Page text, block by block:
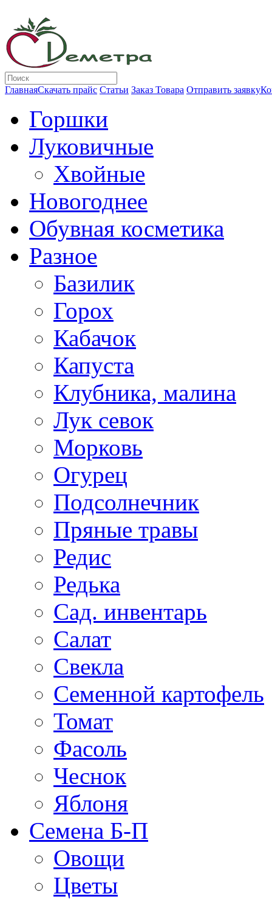
ГлавнаяСкачать прайс Статьи Заказ Товара Отправить заявку
Горшки
Луковичные
Хвойные
Новогоднее
Обувная косметика
Разное
Базилик
Горох
Кабачок
Капуста
Клубника, малина
Лук севок
Морковь
Огурец
Подсолнечник
Пряные травы
Редис
Редька
Сад. инвентарь
Салат
Свекла
Семенной картофель
Томат
Фасоль
Чеснок
Яблоня
Семена Б-П
Овощи
Цветы